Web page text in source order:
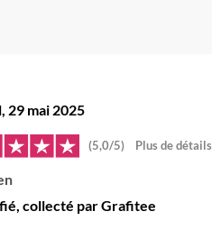
29 mai 2025
(5,0/5) Plus de détails
collecté par Grafitee